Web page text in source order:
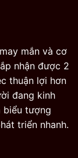
mắn và cơ
nhận được 2
thuận lợi hơn
đang kinh
biểu tượng
triển nhanh.